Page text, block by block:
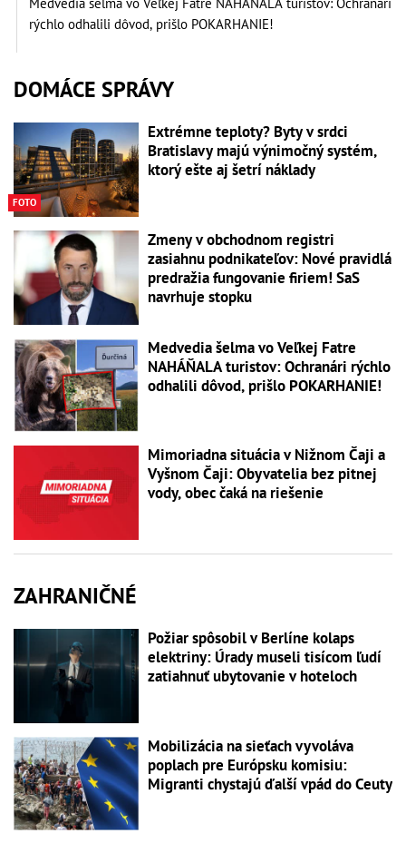
rýchlo odhalili dôvod, prišlo POKARHANIE!
DOMÁCE SPRÁVY
FOTO
Extrémne teploty? Byty v srdci
Bratislavy majú výnimočný systém,
ktorý ešte aj šetrí náklady
Zmeny v obchodnom registri
zasiahnu podnikateľov: Nové pravidlá
predražia fungovanie firiem! SaS
navrhuje stopku
Medvedia šelma vo Veľkej Fatre
NAHÁŇALA turistov: Ochranári rýchlo
odhalili dôvod, prišlo POKARHANIE!
Mimoriadna situácia v Nižnom Čaji a
Vyšnom Čaji: Obyvatelia bez pitnej
vody, obec čaká na riešenie
ZAHRANIČNÉ
Požiar spôsobil v Berlíne kolaps
elektriny: Úrady museli tisícom ľudí
zatiahnuť ubytovanie v hoteloch
Mobilizácia na sieťach vyvoláva
poplach pre Európsku komisiu:
Migranti chystajú ďalší vpád do Ceuty